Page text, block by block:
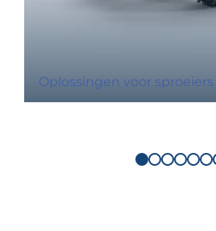
Oplossingen voor sproeiers